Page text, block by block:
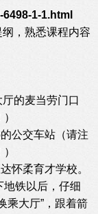
1-1.html
，熟悉课程内容
的麦当劳门口
车站（请注
育才学校。
后，仔细
乘大厅”，跟着箭